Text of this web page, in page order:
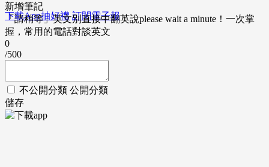
下載App抽好禮 訂閱電子報
新增筆記
「請稍等」英文別直接中翻英說please wait a minute！一次掌
握，常用的電話對談英文
0
/500
不公開分類 公開分類
儲存